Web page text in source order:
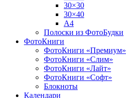
30×30
30×40
A4
Полоски из ФотоБудки
ФотоКниги
ФотоКниги «Премиум»
ФотоКниги «Слим»
ФотоКниги «Лайт»
ФотоКниги «Софт»
Блокноты
Календари